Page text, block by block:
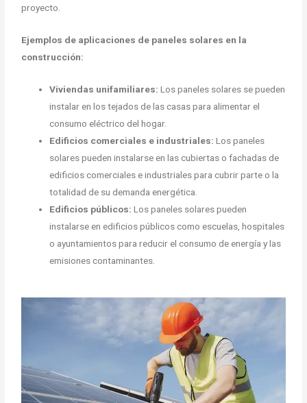
proyecto.
Ejemplos de aplicaciones de paneles solares en la
construcción:
Viviendas unifamiliares: Los paneles solares se pueden
instalar en los tejados de las casas para alimentar el
consumo eléctrico del hogar.
Edificios comerciales e industriales: Los paneles
solares pueden instalarse en las cubiertas o fachadas de
edificios comerciales e industriales para cubrir parte o la
totalidad de su demanda energética.
Edificios públicos: Los paneles solares pueden
instalarse en edificios públicos como escuelas, hospitales
o ayuntamientos para reducir el consumo de energía y las
emisiones contaminantes.